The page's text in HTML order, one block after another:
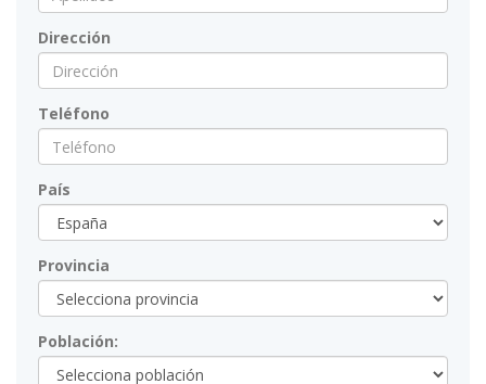
Dirección
Teléfono
País
Provincia
Población: